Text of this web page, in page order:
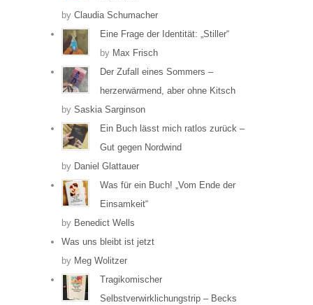
by Claudia Schumacher
Eine Frage der Identität: „Stiller“
by Max Frisch
Der Zufall eines Sommers –
herzerwärmend, aber ohne Kitsch
by Saskia Sarginson
Ein Buch lässt mich ratlos zurück –
Gut gegen Nordwind
by Daniel Glattauer
Was für ein Buch! „Vom Ende der
Einsamkeit“
by Benedict Wells
Was uns bleibt ist jetzt
by Meg Wolitzer
Tragikomischer
Selbstverwirklichungstrip – Becks